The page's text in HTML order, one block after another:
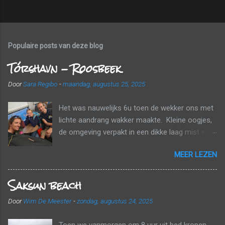
Populaire posts van deze blog
Tórshavn - Roosbeek
DoorSara Regibo -maandag, augustus 25, 2025
Het was nauwelijks 6u toen de wekker ons met
lichte aandrang wakker maakte. Kleine oogjes,
de omgeving verpakt in een dikke laag mist en
echt ontbijt was het nog te vroeg, maar we
kregen wel elk nog een papieren zak mee met
een banaan, een croissant en een fruitsapje.
Tussen de wolken en de mist probeerden we
onderweg nog zo veel mogelijk van het
MEER LEZEN
Saksun beach
DoorWim De Meester -zondag, augustus 24, 2025